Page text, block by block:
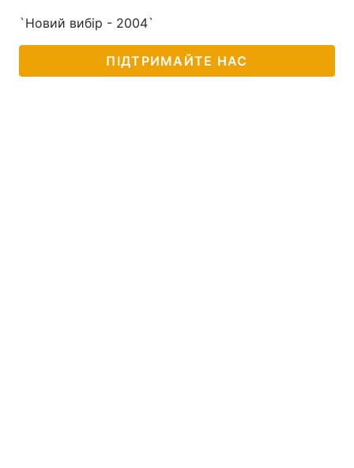
Спорт
Техно і зв'язок Лайт
`Новий вибір - 2004`
ПІДТРИМАЙТЕ НАС